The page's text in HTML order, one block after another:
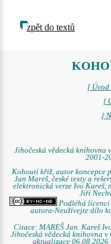
zpět do textů
[
[
[
Jihočeská vědecká knihovna
2001-
Kohoutí kříž, autor koncepce
Jan Mareš, české texty a
elektronická verze Ivo Kareš,
Jiří
Podléhá licenci
autora-Neužívejte dílo
Citace: MAREŠ Jan. Kareš
Jihočeská vědecká knihovna
aktualizace 06.08.2026